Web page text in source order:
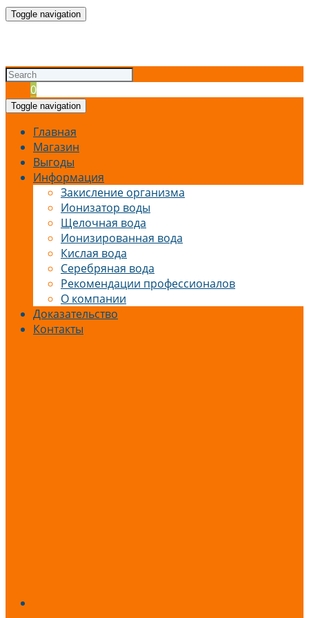
Toggle navigation
0
Toggle navigation
Главная
Магазин
Выгоды
Информация
Закисление организма
Ионизатор воды
Щелочная вода
Ионизированная вода
Кислая вода
Серебряная вода
Рекомендации профессионалов
О компании
Доказательство
Контакты